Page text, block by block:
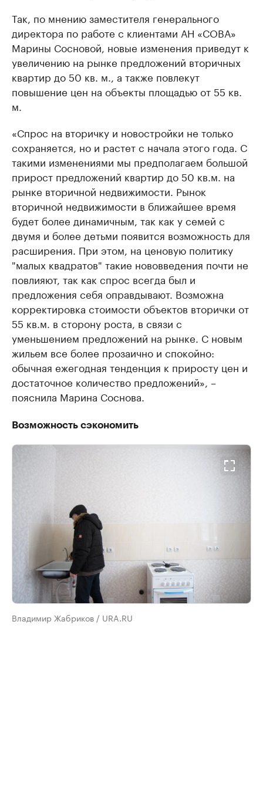
Так, по мнению заместителя генерального
директора по работе с клиентами АН «СОВА»
Марины Сосновой, новые изменения приведут к
увеличению на рынке предложений вторичных
квартир до 50 кв. м., а также повлекут
повышение цен на объекты площадью от 55 кв.
м.
«Спрос на вторичку и новостройки не только
сохраняется, но и растет с начала этого года. С
такими изменениями мы предполагаем большой
прирост предложений квартир до 50 кв.м. на
рынке вторичной недвижимости. Рынок
вторичной недвижимости в ближайшее время
будет более динамичным, так как у семей с
двумя и более детьми появится возможность для
расширения. При этом, на ценовую политику
"малых квадратов" такие нововведения почти не
повлияют, так как спрос всегда был и
предложения себя оправдывают. Возможна
корректировка стоимости объектов вторички от
55 кв.м. в сторону роста, в связи с
уменьшением предложений на рынке. С новым
жильем все более прозаично и спокойно:
обычная ежегодная тенденция к приросту цен и
достаточное количество предложений», –
пояснила Марина Соснова.
Возможность сэкономить
Владимир Жабриков / URA.RU